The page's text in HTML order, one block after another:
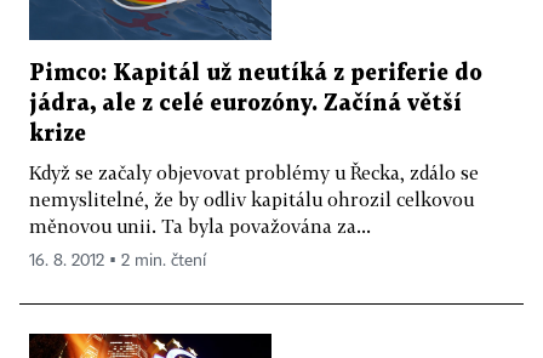
Pimco: Kapitál už neutíká z periferie do
jádra, ale z celé eurozóny. Začíná větší
krize
Když se začaly objevovat problémy u Řecka, zdálo se
nemyslitelné, že by odliv kapitálu ohrozil celkovou
měnovou unii. Ta byla považována za...
16. 8. 2012 ▪ 2 min. čtení